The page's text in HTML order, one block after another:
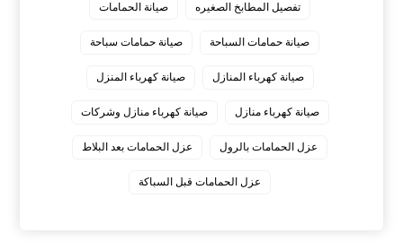
تفصيل المطابخ الصغيره صيانة الحمامات
صيانة حمامات السباحة صيانة حمامات سباحة
صيانة كهرباء المنازل صيانة كهرباء المنزل
صيانة كهرباء منازل صيانة كهرباء منازل وشركات
عزل الحمامات بالرول عزل الحمامات بعد البلاط
عزل الحمامات قبل السباكة